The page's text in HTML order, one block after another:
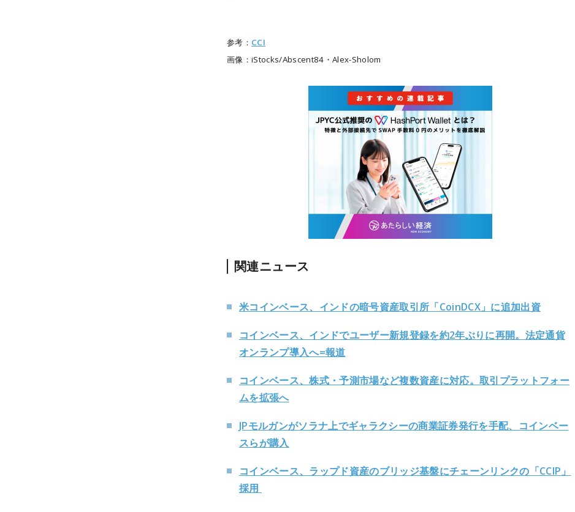
参考： CCI
画像：iStocks/Abscent84・Alex-Sholom
関連ニュース
米コインベース、インドの暗号資産取引所「CoinDCX」に追加出資
コインベース、インドでユーザー新規登録を約2年ぶりに再開。法定通貨
オンランプ導入へ=報道
コインベース、株式・予測市場など複数資産に対応。取引プラットフォー
ムを拡張へ
JPモルガンがソラナ上でギャラクシーの商業証券発行を手配、コインベー
スらが購入
コインベース、ラップド資産のブリッジ基盤にチェーンリンクの「CCIP」
採用